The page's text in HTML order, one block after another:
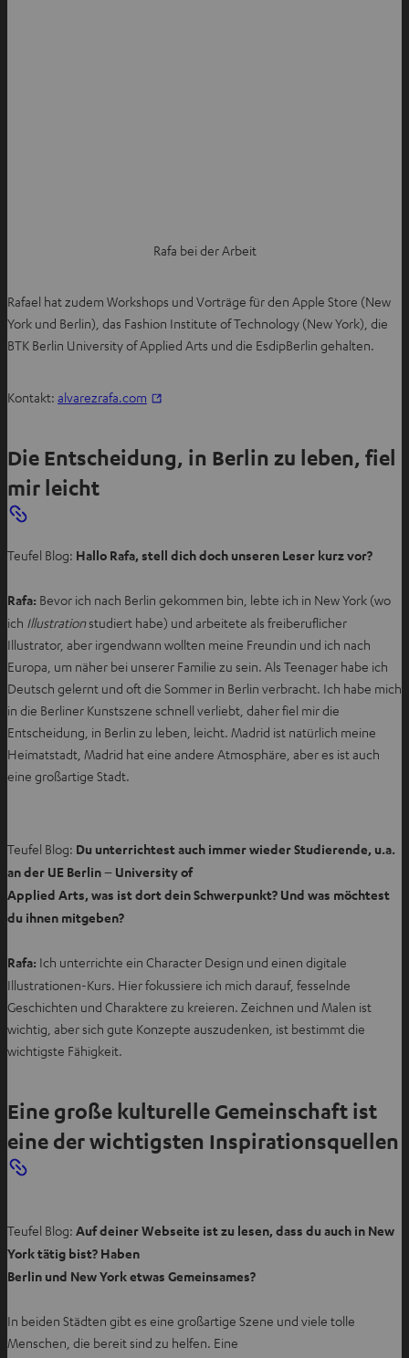
Rafa bei der Arbeit
Rafael hat zudem Workshops und Vorträge für den Apple Store (New
York und Berlin), das Fashion Institute of Technology (New York), die
BTK Berlin University of Applied Arts und die EsdipBerlin gehalten.
Kontakt: alvarezrafa.com
I
e
T
ö
n
e
n
Die Entscheidung, in Berlin zu leben, fiel
mir leicht
Teufel Blog: Hallo Rafa, stell dich doch unseren Leser kurz vor?
Rafa: Bevor ich nach Berlin gekommen bin, lebte ich in New York (wo
ich Illustrationstudiert habe) und arbeitete als freiberuflicher
Illustrator, aber irgendwann wollten meine Freundin und ich nach
Europa, um näher bei unserer Familie zu sein. Als Teenager habe ich
Deutsch gelernt und oft die Sommer in Berlin verbracht. Ich habe mich
in die Berliner Kunstszene schnell verliebt, daher fiel mir die
Entscheidung, in Berlin zu leben, leicht. Madrid ist natürlich meine
Heimatstadt, Madrid hat eine andere Atmosphäre, aber es ist auch
eine großartige Stadt.
Teufel Blog: Du unterrichtest auch immer wieder Studierende, u.a.
an der UE Berlin – University of
Applied Arts, was ist dort dein Schwerpunkt? Und was möchtest
du ihnen mitgeben?
Rafa: Ich unterrichte ein Character Design und einen digitale
Illustrationen-Kurs. Hier fokussiere ich mich darauf, fesselnde
Geschichten und Charaktere zu kreieren. Zeichnen und Malen ist
wichtig, aber sich gute Konzepte auszudenken, ist bestimmt die
wichtigste Fähigkeit.
Eine große kulturelle Gemeinschaft ist
eine der wichtigsten Inspirationsquellen
Teufel Blog: Auf deiner Webseite ist zu lesen, dass du auch in New
York tätig bist? Haben
Berlin und New York etwas Gemeinsames?
In beiden Städten gibt es eine großartige Szene und viele tolle
Menschen, die bereit sind zu helfen. Eine